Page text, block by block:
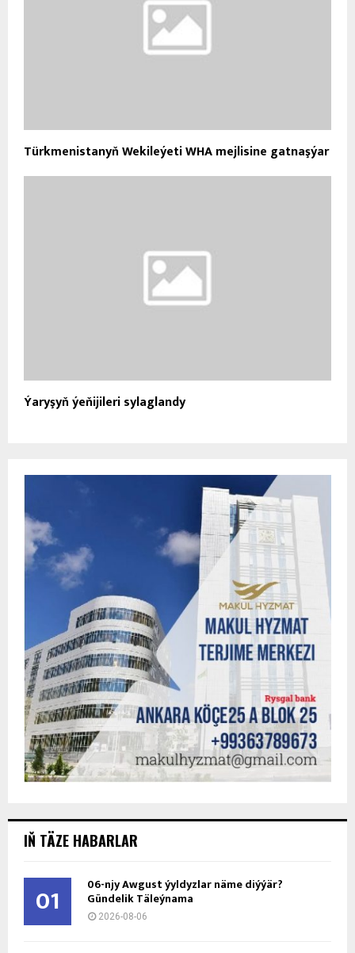
Türkmenistanyň Wekileýeti WHA mejlisine gatnaşýar
Ýaryşyň ýeňijileri sylaglandy
IŇ TÄZE HABARLAR
01 06-njy Awgust ýyldyzlar näme diýýär?
Gündelik Täleýnama
2026-08-06